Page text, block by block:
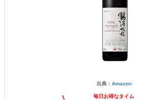
出典： Amazon
毎日お得なタイム